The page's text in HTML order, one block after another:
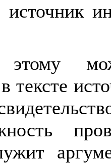
источник
этому
тексте